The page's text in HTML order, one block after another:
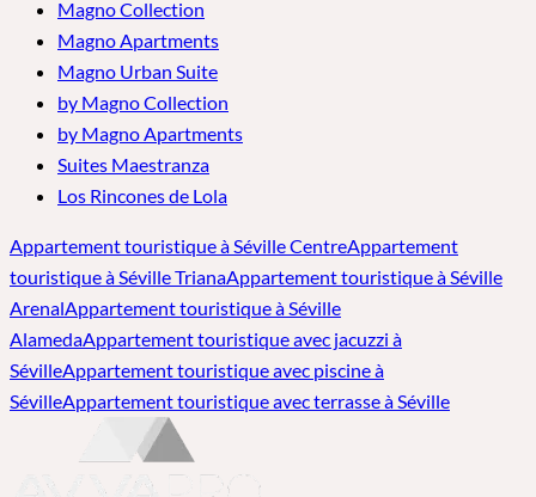
Magno Collection
Magno Apartments
Magno Urban Suite
by Magno Collection
by Magno Apartments
Suites Maestranza
Los Rincones de Lola
Appartement touristique à Séville CentreAppartement
touristique à Séville TrianaAppartement touristique à Séville
ArenalAppartement touristique à Séville
AlamedaAppartement touristique avec jacuzzi à
SévilleAppartement touristique avec piscine à
SévilleAppartement touristique avec terrasse à Séville